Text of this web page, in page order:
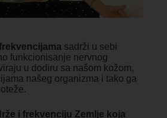
sadrži u sebi
funkcionisanje nervnog
u dodiru sa našom kožom,
našeg organizma i tako ga
i frekvenciju Zemlje koja